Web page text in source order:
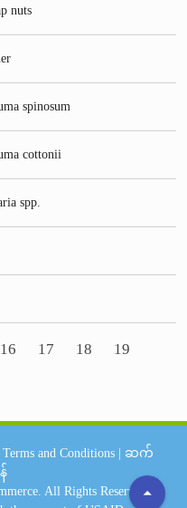
nuts
spinosum
cottonii
spp.
16 17 18
19
arrow_drop_up
Terms and Conditions
ဆက်
All Rights Reserved.